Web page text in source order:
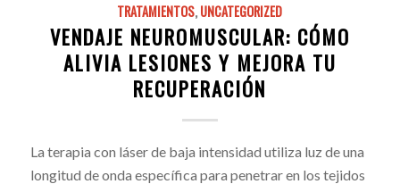
TRATAMIENTOS,UNCATEGORIZED
VENDAJE NEUROMUSCULAR: CÓMO
ALIVIA LESIONES Y MEJORA TU
RECUPERACIÓN
La terapia con láser de baja intensidad utiliza luz de una
longitud de onda específica para penetrar en los tejidos